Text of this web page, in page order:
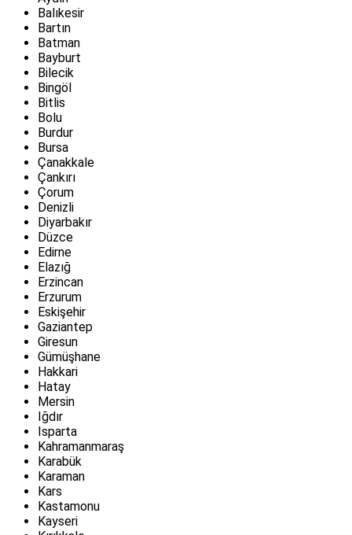
Balıkesir
Bartın
Batman
Bayburt
Bilecik
Bingöl
Bitlis
Bolu
Burdur
Bursa
Çanakkale
Çankırı
Çorum
Denizli
Diyarbakır
Düzce
Edirne
Elazığ
Erzincan
Erzurum
Eskişehir
Gaziantep
Giresun
Gümüşhane
Hakkari
Hatay
Mersin
Iğdır
Isparta
Kahramanmaraş
Karabük
Karaman
Kars
Kastamonu
Kayseri